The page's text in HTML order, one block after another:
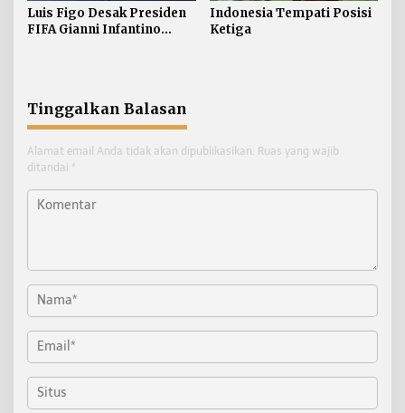
Luis Figo Desak Presiden
FIFA Gianni Infantino
Indonesia Tempati Posisi
Ketiga
Tinggalkan Balasan
Alamat email Anda tidak akan dipublikasikan. Ruas yang wajib
ditandai *